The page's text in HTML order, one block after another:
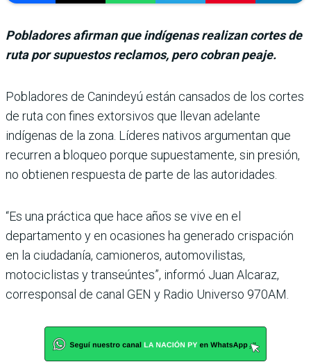
Pobladores afirman que indígenas realizan cortes de
ruta por supuestos reclamos, pero cobran peaje.
Pobladores de Canindeyú están cansados de los cortes
de ruta con fines extorsivos que llevan adelante
indígenas de la zona. Líderes nativos argumentan que
recurren a bloqueo porque supuestamente, sin presión,
no obtienen respuesta de parte de las autoridades.
“Es una práctica que hace años se vive en el
departamento y en ocasiones ha generado crispación
en la ciudadanía, camioneros, automovilistas,
motociclistas y transeúntes”, informó Juan Alcaraz,
corresponsal de canal GEN y Radio Universo 970AM.